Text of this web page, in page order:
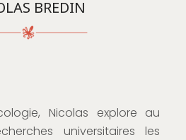
BREDIN
Nicolas explore au
universitaires les